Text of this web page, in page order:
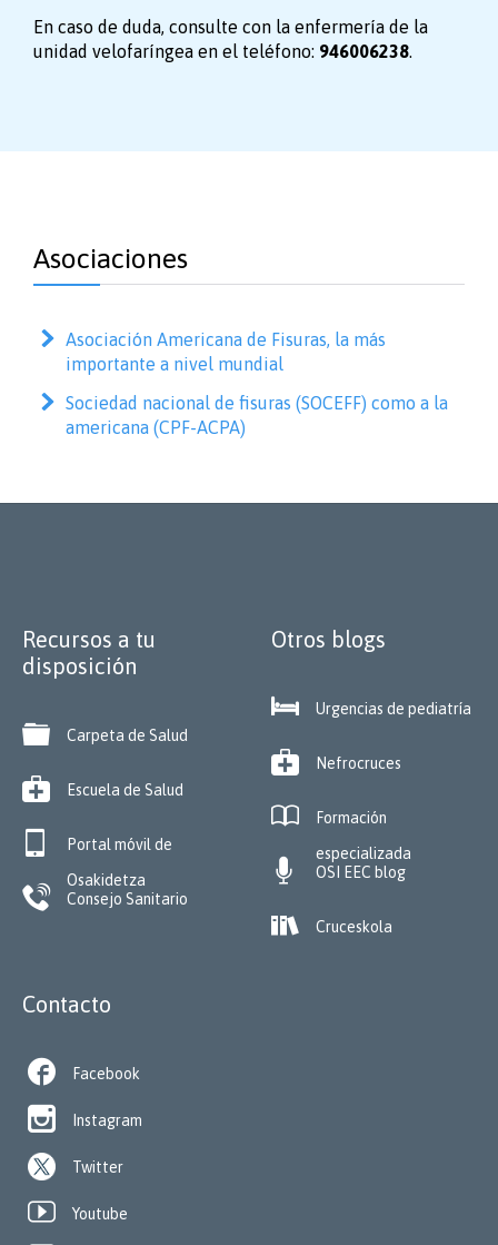
En caso de duda, consulte con la enfermería de la
unidad velofaríngea en el teléfono: 946006238.
Asociaciones
Asociación Americana de Fisuras, la más
importante a nivel mundial
Sociedad nacional de fisuras (SOCEFF) como a la
americana (CPF-ACPA)
Recursos a tu
disposición
 Carpeta de Salud
 Escuela de Salud

Portal móvil de
Osakidetza
 Consejo Sanitario
Otros blogs
 Urgencias de pediatría
 Nefrocruces

Formación
especializada
 OSI EEC blog
 Cruceskola
Contacto
 Facebook
 Instagram
Twitter
 Youtube